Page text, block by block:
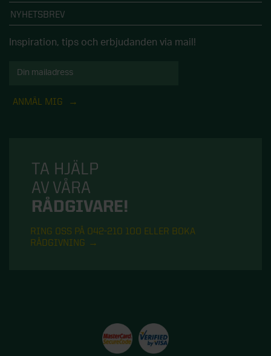
NYHETSBREV
Inspiration, tips och erbjudanden via mail!
ANMÄL MIG
TA HJÄLP
AV VÅRA
RÅDGIVARE!
RING OSS PÅ 042-210 100 ELLER BOKA
RÅDGIVNING